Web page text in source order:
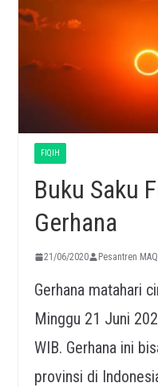
FIQIH
Buku Saku
Gerhana
21/06/2020 Pesantren
Gerhana matahari
Minggu 21 Juni
WIB. Gerhana ini
provinsi di